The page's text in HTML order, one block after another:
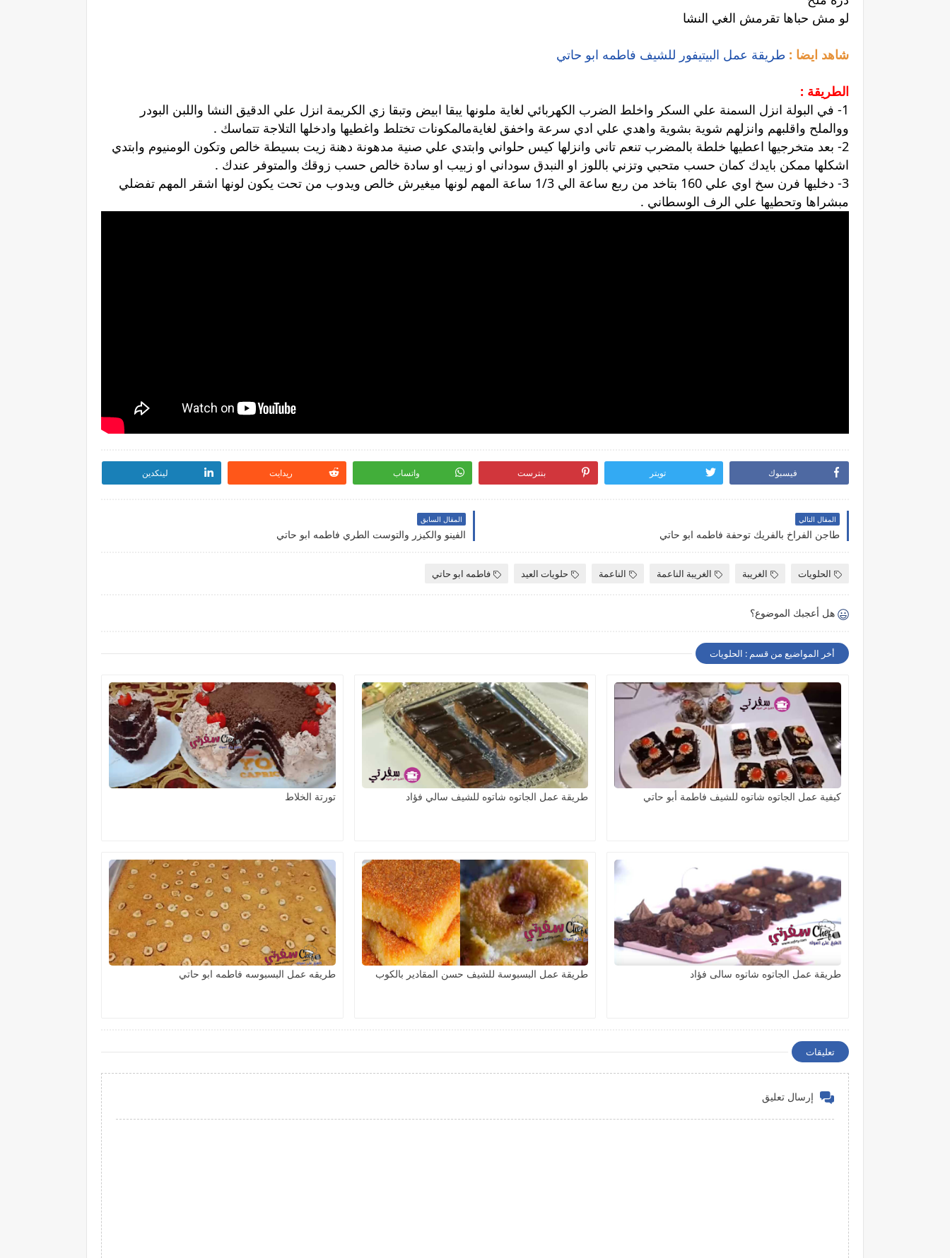
لو مش حباها تقرمش الغي النشا
شاهد ايضا : طريقة عمل البيتيفور للشيف فاطمه ابو حاتي
الطريقة :
1- في البولة انزل السمنة علي السكر واخلط الضرب الكهربائي لغاية ملونها يبقا ابيض وتبقا زي الكريمة انزل علي الدقيق النشا واللبن البودر
ووالملح واقلبهم وانزلهم شوية بشوية واهدي علي ادي سرعة واخفق لغايةمالمكونات تختلط واغطيها وادخلها التلاجة تتماسك .
2- بعد متخرجيها اعطيها خلطة بالمضرب تنعم تاني وانزلها كيس حلواني وابتدي علي صنية مدهونة دهنة زيت بسيطة خالص وتكون الومنيوم وابتدي
اشكلها ممكن بايدك كمان حسب متحبي وتزني باللوز او النبدق سوداني او زبيب او سادة خالص حسب زوقك والمتوفر عندك .
3- دخليها فرن سخ اوي علي 160 بتاخد من ربع ساعة الي 1/3 ساعة المهم لونها ميغيرش خالص ويدوب من تحت يكون لونها اشقر المهم تفضلي
مبشراها وتحطيها علي الرف الوسطاني .
فيسبوك تويتر بنترست واتساب ريدايت لينكدين
المقال التالي
طاجن الفراخ بالفريك توحفة فاطمه ابو حاتي
المقال السابق
الفينو والكيزر والتوست الطري فاطمه ابو حاتي
الحلويات الغريبة الغريبة الناعمة الناعمة حلويات العيد فاطمه ابو حاتي
هل أعجبك الموضوع؟
أخر المواضيع من قسم : الحلويات
كيفية عمل الجاتوه شاتوه للشيف فاطمة أبو حاتي طريقة عمل الجاتوه شاتوه للشيف سالي فؤاد تورتة الخلاط
طريقة عمل الجاتوه شاتوه سالى فؤاد طريقة عمل البسبوسة للشيف حسن المقادير بالكوب طريقه عمل البسبوسه فاطمه ابو حاتي
تعليقات
إرسال تعليق